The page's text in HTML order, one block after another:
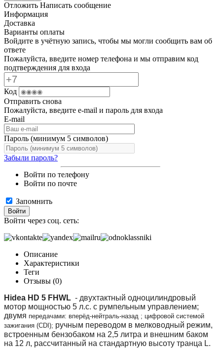
Отложить Написать сообщение
Информация
Доставка
Варианты оплаты
Войдите в учётную запись, чтобы мы могли сообщить вам об
ответе
Пожалуйста, введите номер телефона и мы отправим код
подтверждения для входа
Код
Отправить снова
Пожалуйста, введите e-mail и пароль для входа
E-mail
Пароль (минимум 5 символов)
Забыли пароль?
Войти по телефону
Войти по почте
Запомнить
Войти
Войти через соц. сеть:
Описание
Характеристики
Теги
Отзывы (0)
Hidea HD 5 FHWL - двухтактный одноцилиндровый
мотор мощностью 5 л.с. с румпельным управлением;
двумя передачами: вперёд-нейтраль-назад ; цифровой системой
зажигания (CDI); ручным переводом в мелководный режим,
встроенным бензобаком на 2,5 литра и внешним баком
на 12 л, рассчитанный на стандартную высоту транца L.